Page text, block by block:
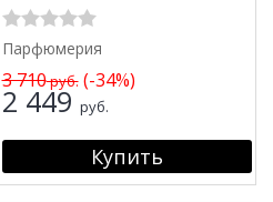
Парфюмерия
3 710руб.(-34%)
2 449 руб.